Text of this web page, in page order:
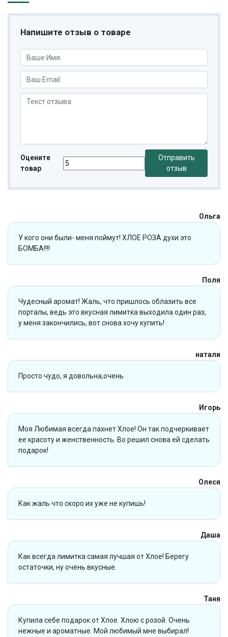
Напишите отзыв о товаре
Оцените
товар
Отправить
отзыв
Ольга
У кого они были- меня поймут! ХЛОЕ РОЗА духи это
БОМБА!!!!
Поля
Чудесный аромат! Жаль, что пришлось облазить все
порталы, ведь это вкусная лимитка выходила один раз,
у меня закончились, вот снова хочу купить!
натали
Просто чудо, я довольна,очень
Игорь
Моя Любимая всегда пахнет Хлое! Он так подчеркивает
ее красоту и женственность. Во решил снова ей сделать
подарок!
Олеся
Как жаль что скоро их уже не купишь!
Даша
Как всегда лимитка самая лучшая от Хлое! Берегу
остаточки, ну очень вкусные.
Таня
Купила себе подарок от Хлое. Хлою с розой. Очень
нежные и ароматные. Мой любимый мне выбирал!